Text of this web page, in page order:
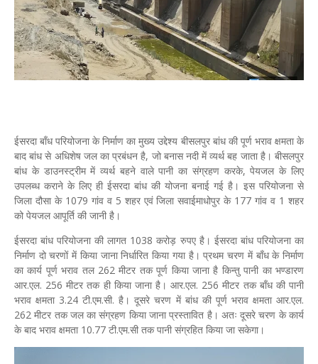
ईसरदा बाँध परियोजना के निर्माण का मुख्य उद्देश्य बीसलपुर बांध की पूर्ण भराव क्षमता के
बाद बांध से अधिशेष जल का प्रबंधन है, जो बनास नदी में व्यर्थ बह जाता है। बीसलपुर
बांध के डाउनस्ट्रीम में व्यर्थ बहने वाले पानी का संग्रहण करके, पेयजल के लिए
उपलब्ध कराने के लिए ही ईसरदा बांध की योजना बनाई गई है। इस परियोजना से
जिला दौसा के 1079 गांव व 5 शहर एवं जिला सवाईमाधोपुर के 177 गांव व 1 शहर
को पेयजल आपूर्ति की जानी है।
ईसरदा बांध परियोजना की लागत 1038 करोड़ रुपए है। ईसरदा बांध परियोजना का
निर्माण दो चरणों में किया जाना निर्धारित किया गया है। प्रथम चरण में बाँध के निर्माण
का कार्य पूर्ण भराव तल 262 मीटर तक पूर्ण किया जाना है किन्तु पानी का भण्डारण
आर.एल. 256 मीटर तक ही किया जाना है। आर.एल. 256 मीटर तक बाँध की पानी
भराव क्षमता 3.24 टी.एम.सी. है। दूसरे चरण में बांध की पूर्ण भराव क्षमता आर.एल.
262 मीटर तक जल का संग्रहण किया जाना प्रस्तावित है। अतः दूसरे चरण के कार्य
के बाद भराव क्षमता 10.77 टी.एम.सी तक पानी संग्रहित किया जा सकेगा।